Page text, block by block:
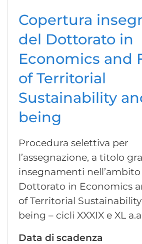
Copertura
del Dottorato in
Economics and
of Territorial
Sustainability
being
Procedura selettiva per
l’assegnazione, a titolo
insegnamenti
Dottorato in Economics
of Territorial
being – cicli XXXIX e XL
Data di scadenza